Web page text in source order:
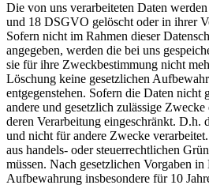
Die von uns verarbeiteten Daten
und 18 DSGVO gelöscht oder in ihrer
Sofern nicht im Rahmen dieser
angegeben, werden die bei uns
sie für ihre Zweckbestimmung nicht
Löschung keine gesetzlichen
entgegenstehen. Sofern die Daten nicht
andere und gesetzlich zulässige
deren Verarbeitung eingeschränkt. D.h.
und nicht für andere Zwecke
aus handels- oder steuerrechtlichen
müssen. Nach gesetzlichen Vorgaben
Aufbewahrung insbesondere für 10